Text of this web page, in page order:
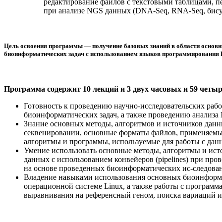
при анализе NGS данных (DNA-Seq, RNA-Seq,
Цель освоения программы — получение базовых знаний в области
биоинформатических задач с использованием языков
Программа содержит 10 лекций и 3 двух часовых и 59
Готовность к проведению научно-исследовательских
биоинформатических задач, а также проведению
Знание основных методы, алгоритмов и источников
секвенировании, основные форматы файлов,
алгоритмы и программы, используемые для работы с
Умение использовать основные методы, алгоритмы и
данных с использованием конвейеров (pipelines) при
на основе проведенных биоинформатических ис-
Владение навыками использования основных
операционной системе Linux, а также работы с
выравнивания на референсный геном, поиска вариаций